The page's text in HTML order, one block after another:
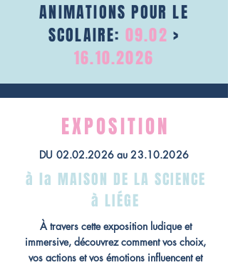
ANIMATIONS POUR LE
SCOLAIRE: 09.02 >
16.10.2026
EXPOSITION
DU 02.02.2026au23.10.2026
à la MAISON DE LA SCIENCE
à LIÉGE
À travers cette exposition ludique et
immersive, découvrez comment vos choix,
vos actions et vos émotions influencent et